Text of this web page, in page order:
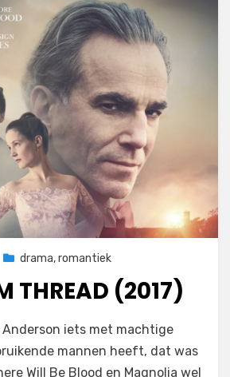
drama,romantiek
THREAD (2017)
Thread
Anderson iets met machtige
mannen heeft, dat was
Will Be Blood en Magnolia wel